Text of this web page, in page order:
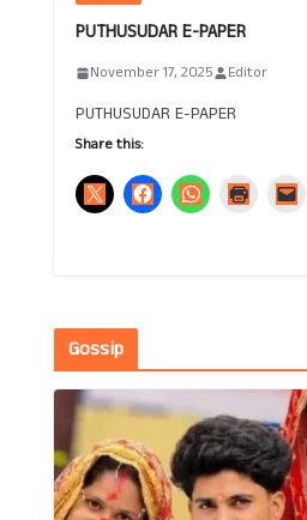
PUTHUSUDAR E-PAPER
November 17, 2025 Editor
PUTHUSUDAR E-PAPER
Share this:
Gossip